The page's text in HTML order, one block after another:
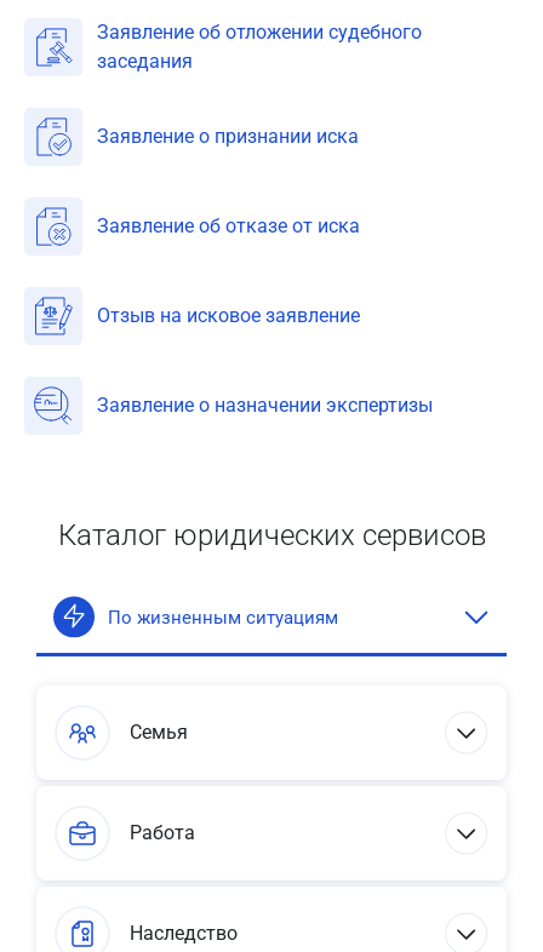
Заявление об отложении судебного
заседания
Заявление о признании иска
Заявление об отказе от иска
Отзыв на исковое заявление
Заявление о назначении экспертизы
Каталог юридических сервисов
По жизненным ситуациям
Семья
Работа
Наследство